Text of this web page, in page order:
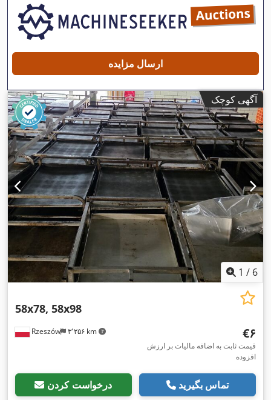
ارسال مزایده
آگهی کوچک
1 / 6
Rzeszów ۳٬۲۵۶ km
58x78, 58x98
‎€۶
قیمت ثابت به اضافه مالیات بر ارزش
افزوده
درخواست کردن تماس بگیرید